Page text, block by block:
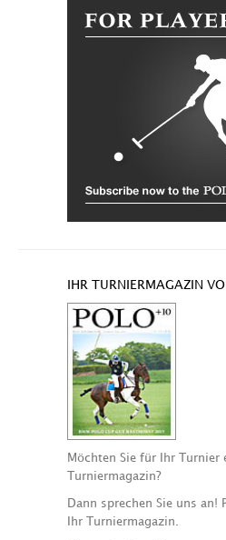
IHR TURNIERMAGAZIN
Möchten Sie für Ihr Turnier
Turniermagazin?
Dann sprechen Sie uns an!
Ihr Turniermagazin.